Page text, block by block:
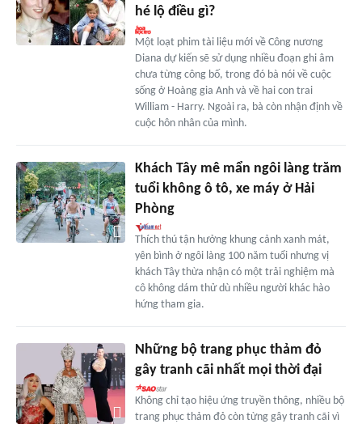
hé lộ điều gì?
Một loạt phim tài liệu mới về Công nương
Diana dự kiến sẽ sử dụng nhiều đoạn ghi âm
chưa từng công bố, trong đó bà nói về cuộc
sống ở Hoàng gia Anh và về hai con trai
William - Harry. Ngoài ra, bà còn nhận định về
cuộc hôn nhân của mình.
Khách Tây mê mẩn ngôi làng trăm
tuổi không ô tô, xe máy ở Hải
Phòng
Thích thú tận hưởng khung cảnh xanh mát,
yên bình ở ngôi làng 100 năm tuổi nhưng vị
khách Tây thừa nhận có một trải nghiệm mà
cô không dám thử dù nhiều người khác hào
hứng tham gia.
Những bộ trang phục thảm đỏ
gây tranh cãi nhất mọi thời đại
Không chỉ tạo hiệu ứng truyền thông, nhiều bộ
trang phục thảm đỏ còn từng gây tranh cãi vì